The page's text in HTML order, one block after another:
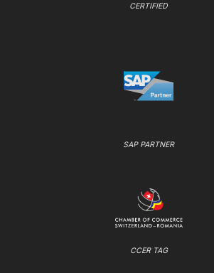
CERTIFIED
SAP PARTNER
CCER TAG